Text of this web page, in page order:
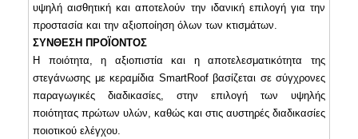
υψηλή αισθητική και αποτελούν την ιδανική επιλογή για την
προστασία και την αξιοποίηση όλων των κτισμάτων.
ΣΥΝΘΕΣΗ ΠΡΟΪΟΝΤΟΣ
Η ποιότητα, η αξιοπιστία και η αποτελεσματικότητα της
στεγάνωσης με κεραμίδια SmartRoof βασίζεται σε σύγχρονες
παραγωγικές διαδικασίες, στην επιλογή των υψηλής
ποιότητας πρώτων υλών, καθώς και στις αυστηρές διαδικασίες
ποιοτικού ελέγχου.